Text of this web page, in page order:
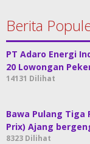
Berita
PT Adaro Energi
20 Lowongan
14131 Dilihat
Bawa Pulang Tiga
Prix) Ajang
8323 Dilihat